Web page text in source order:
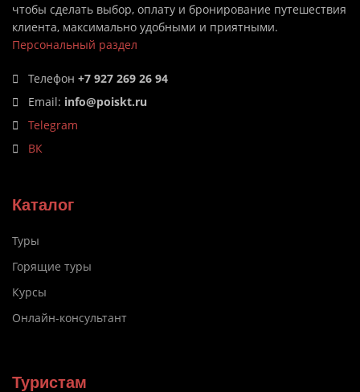
чтобы сделать выбор, оплату и бронирование путешествия
клиента, максимально удобными и приятными.
Персональный раздел
Телефон +7 927 269 26 94
Email: info@poiskt.ru
Telegram
ВК
Каталог
Туры
Горящие туры
Курсы
Онлайн-консультант
Туристам